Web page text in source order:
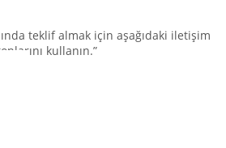
teklif almak için aşağıdaki iletişim
kullanın.”